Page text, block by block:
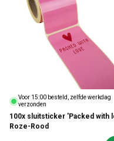
Voor 15:00 besteld, zelfde werkdag
verzonden
100x sluitsticker 'Packed with
Roze-Rood